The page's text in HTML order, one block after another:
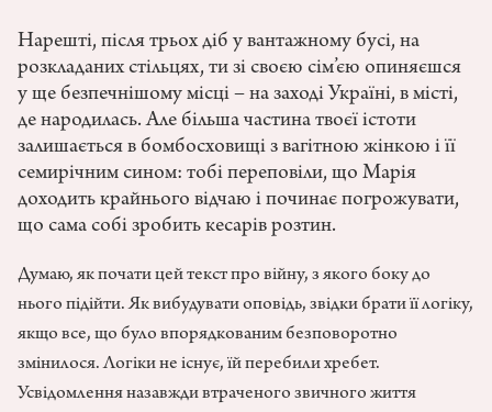
Нарешті, після трьох діб у вантажному бусі, на
розкладаних стільцях, ти зі своєю сім’єю опиняєшся
у ще безпечнішому місці – на заході Україні, в місті,
де народилась. Але більша частина твоєї істоти
залишається в бомбосховищі з вагітною жінкою і її
семирічним сином: тобі переповіли, що Марія
доходить крайнього відчаю і починає погрожувати,
що сама собі зробить кесарів розтин.
Думаю, як почати цей текст про війну, з якого боку до
нього підійти. Як вибудувати оповідь, звідки брати її логіку,
якщо все, що було впорядкованим безповоротно
змінилося. Логіки не існує, їй перебили хребет.
Усвідомлення назавжди втраченого звичного життя